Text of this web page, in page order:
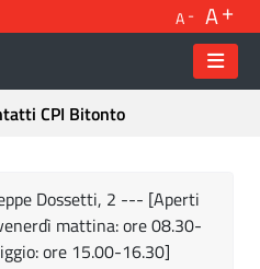
A A
CPI Bitonto
Dossetti, 2 --- [Aperti
mattina: ore 08.30-
ore 15.00-16.30]